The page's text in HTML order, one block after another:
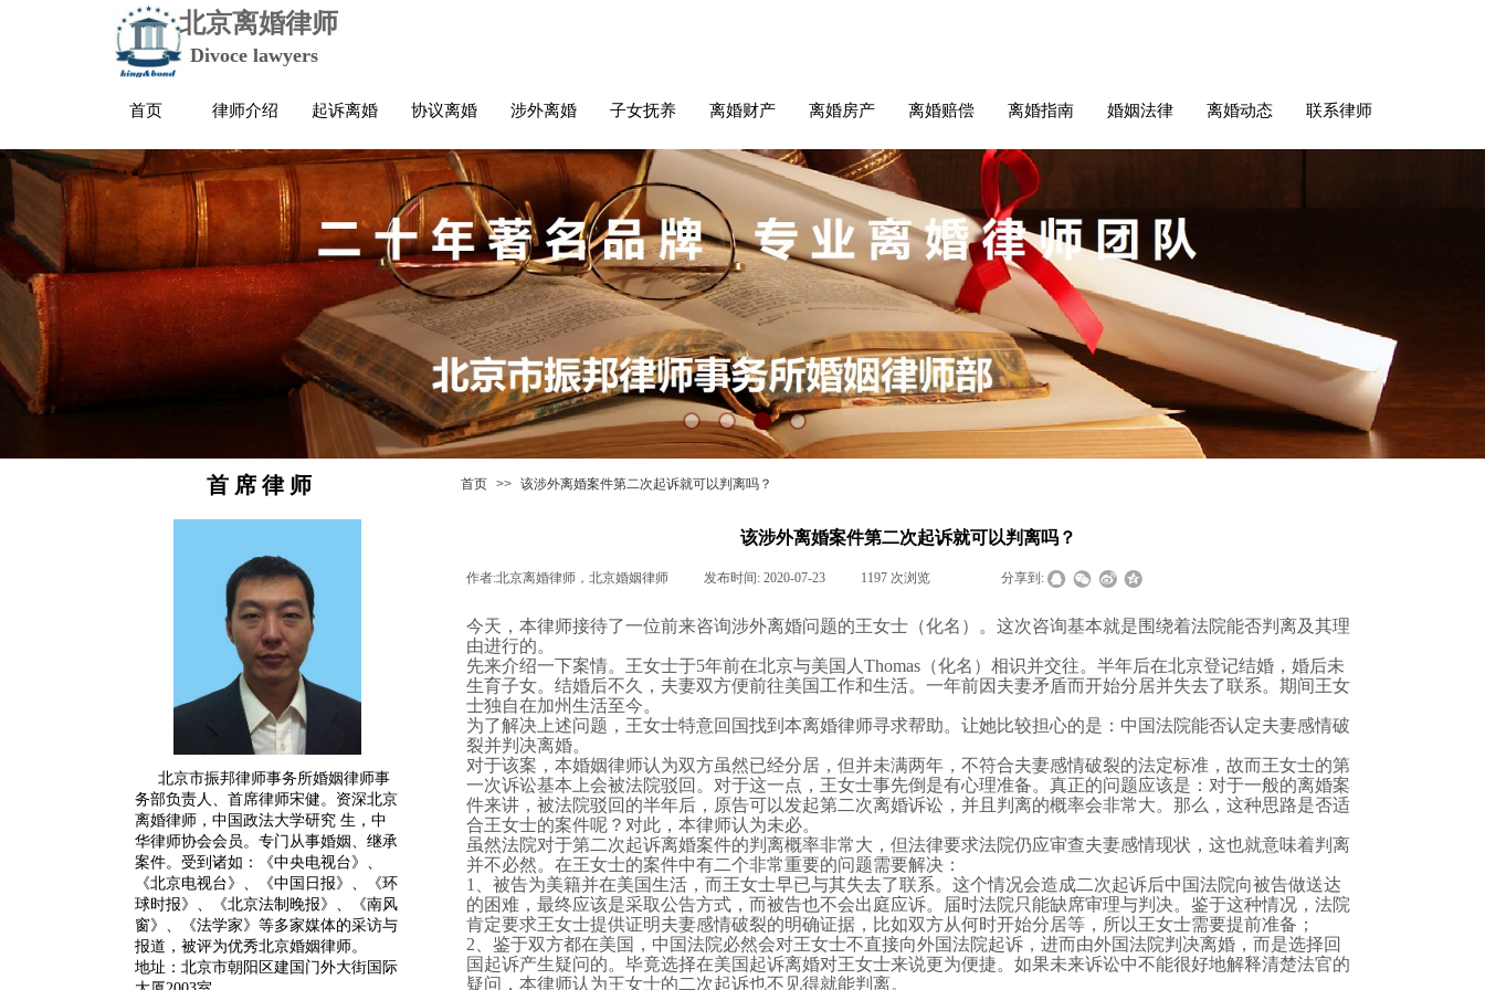
北京离婚律师
Divoce lawyers
首页 律师介绍 起诉离婚 协议离婚 涉外离婚 子女抚养 离婚财产 离婚房产 离婚赔偿 离婚指南 婚姻法律 离婚动态 联系律师
首 席 律 师 首页 >> 该涉外离婚案件第二次起诉就可以判离吗？
该涉外离婚案件第二次起诉就可以判离吗？
作者:北京离婚律师，北京婚姻律师 发布时间: 2020-07-23 1197 次浏览 分享到:
今天，本律师接待了一位前来咨询涉外离婚问题的王女士（化名）。这次咨询基本就是围绕着法院能否判离及其理
由进行的。
先来介绍一下案情。王女士于5年前在北京与美国人 Thomas （化名）相识并交往。半年后在北京登记结婚，婚后未
生育子女。结婚后不久，夫妻双方便前往美国工作和生活。一年前因夫妻矛盾而开始分居并失去了联系。期间王女
士独自在加州生活至今。
为了解决上述问题，王女士特意回国找到本离婚律师寻求帮助。让她比较担心的是：中国法院能否认定夫妻感情破
裂并判决离婚。
对于该案，本婚姻律师认为双方虽然已经分居，但并未满两年，不符合夫妻感情破裂的法定标准，故而王女士的第
一次诉讼基本上会被法院驳回。对于这一点，王女士事先倒是有心理准备。真正的问题应该是：对于一般的离婚案
件来讲，被法院驳回的半年后，原告可以发起第二次离婚诉讼，并且判离的概率会非常大。那么，这种思路是否适
合王女士的案件呢？对此，本律师认为未必。
虽然法院对于第二次起诉离婚案件的判离概率非常大，但法律要求法院仍应审查夫妻感情现状，这也就意味着判离
并不必然。在王女士的案件中有二个非常重要的问题需要解决：
1
、被告为美籍并在美国生活，而王女士早已与其失去了联系。这个情况会造成二次起诉后中国法院向被告做送达
的困难，最终应该是采取公告方式，而被告也不会出庭应诉。届时法院只能缺席审理与判决。鉴于这种情况，法院
肯定要求王女士提供证明夫妻感情破裂的明确证据，比如双方从何时开始分居等，所以王女士需要提前准备；
2 、鉴于双方都在美国，中国法院必然会对王女士不直接向外国法院起诉，进而由外国法院判决离婚 ，而是选择回
国起诉产生疑问的。毕竟选择在美国起诉离婚对王女士来说更为便捷。如果未来诉讼中不能很好地解释清楚法官的
疑问，本律师认为王女士的二次起诉也不见得就能判离。
北京市振邦律师事务所婚姻律师事
务部负责人、首席律师宋健。 资深北京
离婚律师 ，中国政法大学研究 生，中
华律师协会会员。专门从事婚姻、继承
案件。受到诸如：《中央电视台》、
《北京电视台》、《中国日报》、《环
球时报》、《北京法制晚报》、《南风
窗》、《法学家》等多家媒体的采访与
报道，被评为优秀北京婚姻律师。
地址：北京市朝阳区建国门外大街国际